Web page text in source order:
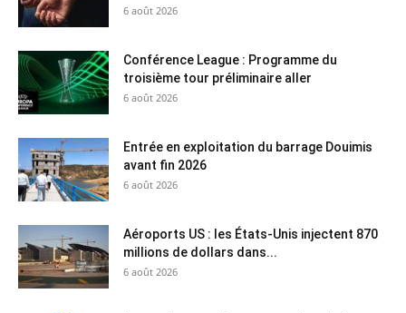
6 août 2026
Conférence League : Programme du
troisième tour préliminaire aller
6 août 2026
Entrée en exploitation du barrage Douimis
avant fin 2026
6 août 2026
Aéroports US : les États-Unis injectent 870
millions de dollars dans...
6 août 2026